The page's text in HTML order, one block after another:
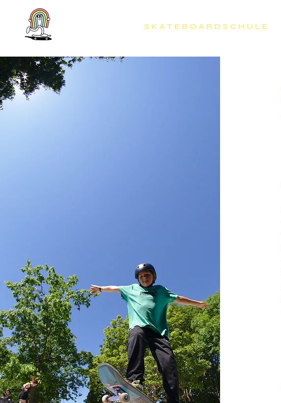
S K A T E B O A R D S C H U L E